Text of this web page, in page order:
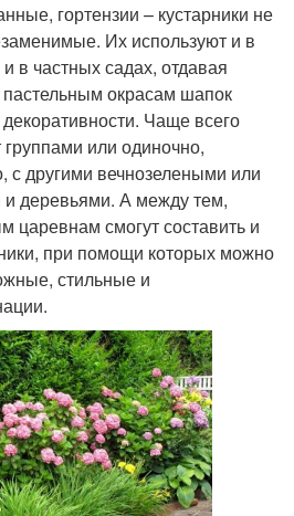
гортензии – кустарники не
Их используют и в
в частных садах, отдавая
окрасам шапок
Чаще всего
или одиночно,
с другими вечнозелеными или
деревьями. А между тем,
царевнам смогут составить и
при помощи которых можно
стильные и